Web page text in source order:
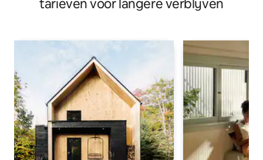
tarieven voor langere verblijven